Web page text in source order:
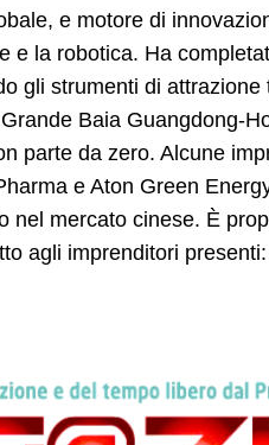
e motore di
e la robotica. Ha
gli strumenti di
Baia Guangdong-
parte da zero. Alcune
e Aton Green
mercato cinese. È
agli imprenditori